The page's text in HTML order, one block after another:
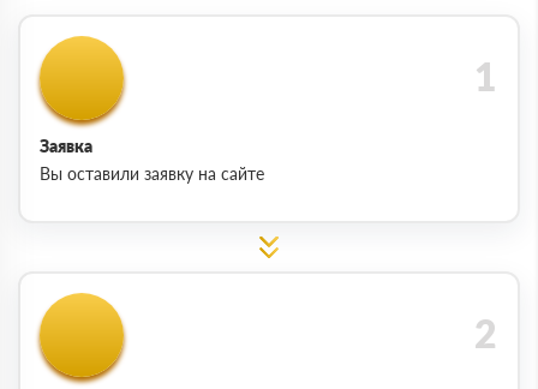
Заявка
Вы оставили заявку на сайте